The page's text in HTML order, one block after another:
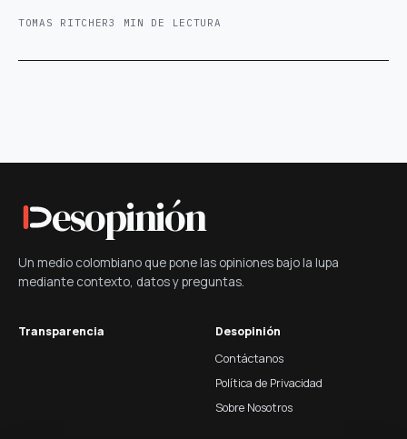
TOMAS RITCHER3 MIN DE LECTURA
esopinión
Un medio colombiano que pone las opiniones bajo la lupa
mediante contexto, datos y preguntas.
Transparencia
Desopinión
Contáctanos
Política de Privacidad
Sobre Nosotros